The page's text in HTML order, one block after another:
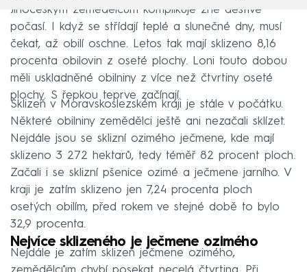
Jihočeským zemědělcům komplikuje žně deštivé
počasí. I když se střídají teplé a slunečné dny, musí
čekat, až obilí oschne. Letos tak mají sklizeno 8,16
procenta obilovin z oseté plochy. Loni touto dobou
měli uskladněné obilniny z více než čtvrtiny oseté
plochy. S řepkou teprve začínají.
Sklizeň v Moravskoslezském kraji je stále v počátku.
Některé obilniny zemědělci ještě ani nezačali sklízet.
Nejdále jsou se sklizní ozimého ječmene, kde mají
sklizeno 3 272 hektarů, tedy téměř 82 procent ploch.
Začali i se sklizní pšenice ozimé a ječmene jarního. V
kraji je zatím sklizeno jen 7,24 procenta ploch
osetých obilím, před rokem ve stejné době to bylo
32,9 procenta.
Nejvíce sklizeného je ječmene ozimého
Nejdále je zatím sklizeň ječmene ozimého,